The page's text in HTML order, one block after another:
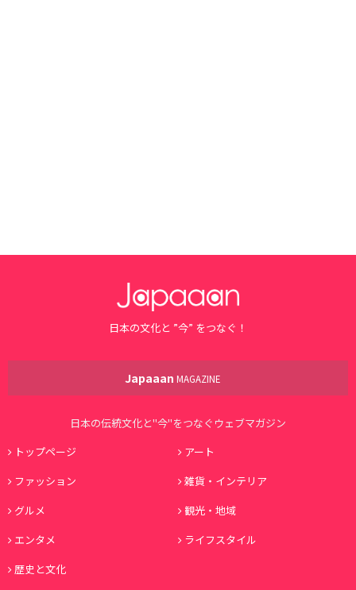
日本の文化と ”今” をつなぐ！
Japaaan MAGAZINE
日本の伝統文化と"今"をつなぐウェブマガジン
トップページ
アート
ファッション
雑貨・インテリア
グルメ
観光・地域
エンタメ
ライフスタイル
歴史と文化